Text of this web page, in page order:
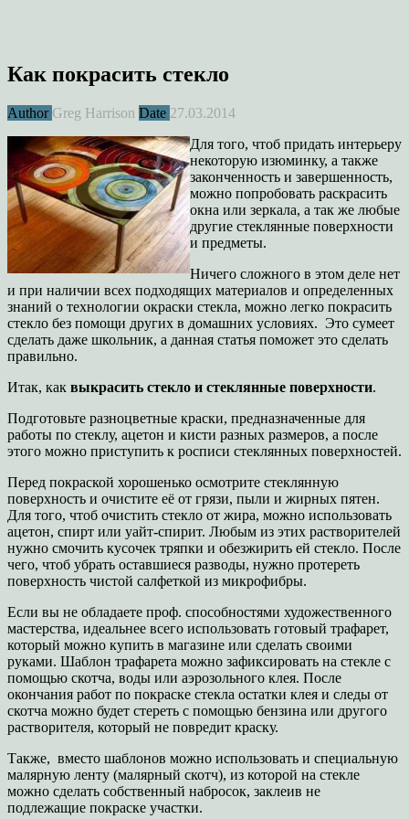
Как покрасить стекло
Author Greg Harrison Date 27.03.2014
Для того, чтоб придать интерьеру
некоторую изюминку, а также
законченность и завершенность,
можно попробовать раскрасить
окна или зеркала, а так же любые
другие стеклянные поверхности
и предметы.
Ничего сложного в этом деле нет
и при наличии всех подходящих материалов и определенных
знаний о технологии окраски стекла, можно легко покрасить
стекло без помощи других в домашних условиях. Это сумеет
сделать даже школьник, а данная статья поможет это сделать
правильно.
Итак, как выкрасить стекло и стеклянные поверхности.
Подготовьте разноцветные краски, предназначенные для
работы по стеклу, ацетон и кисти разных размеров, а после
этого можно приступить к росписи стеклянных поверхностей.
Перед покраской хорошенько осмотрите стеклянную
поверхность и очистите её от грязи, пыли и жирных пятен.
Для того, чтоб очистить стекло от жира, можно использовать
ацетон, спирт или уайт-спирит. Любым из этих растворителей
нужно смочить кусочек тряпки и обезжирить ей стекло. После
чего, чтоб убрать оставшиеся разводы, нужно протереть
поверхность чистой салфеткой из микрофибры.
Если вы не обладаете проф. способностями художественного
мастерства, идеальнее всего использовать готовый трафарет,
который можно купить в магазине или сделать своими
руками. Шаблон трафарета можно зафиксировать на стекле с
помощью скотча, воды или аэрозольного клея. После
окончания работ по покраске стекла остатки клея и следы от
скотча можно будет стереть с помощью бензина или другого
растворителя, который не повредит краску.
Также, вместо шаблонов можно использовать и специальную
малярную ленту (малярный скотч), из которой на стекле
можно сделать собственный набросок, заклеив не
подлежащие покраске участки.